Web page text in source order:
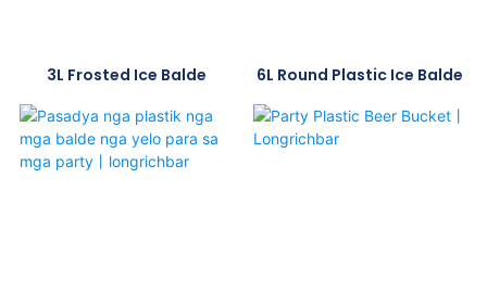
3L Frosted Ice Balde 6L Round Plastic Ice Balde